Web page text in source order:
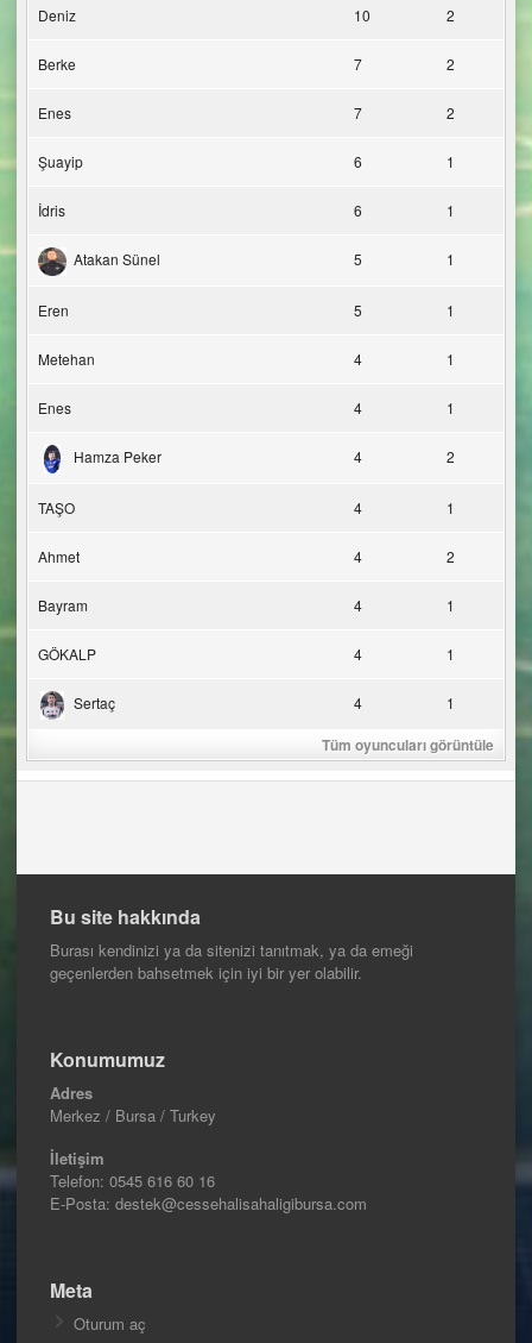
Deniz 10 2
Berke 7 2
Enes 7 2
Şuayip 6 1
İdris 6 1
Atakan Sünel 5 1
Eren 5 1
Metehan 4 1
Enes 4 1
Hamza Peker 4 2
TAŞO 4 1
Ahmet 4 2
Bayram 4 1
GÖKALP 4 1
Sertaç 4 1
Tüm oyuncuları görüntüle
Bu site hakkında
Burası kendinizi ya da sitenizi tanıtmak, ya da emeği
geçenlerden bahsetmek için iyi bir yer olabilir.
Konumumuz
Adres
Merkez / Bursa / Turkey
İletişim
Telefon: 0545 616 60 16
E-Posta: destek@cessehalisahaligibursa.com
Meta
Oturum aç